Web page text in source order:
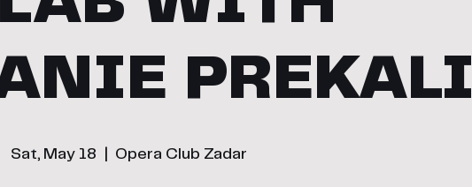
PREKALI
Sat, May 18 Opera Club Zadar